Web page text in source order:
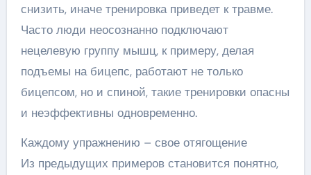
снизить, иначе тренировка приведет к травме.
Часто люди неосознанно подключают
нецелевую группу мышц, к примеру, делая
подъемы на бицепс, работают не только
бицепсом, но и спиной, такие тренировки опасны
и неэффективны одновременно.
Каждому упражнению – свое отягощение
Из предыдущих примеров становится понятно,